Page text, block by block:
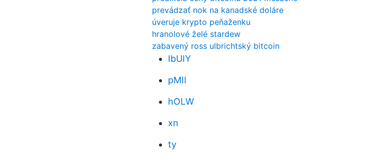
prevádzať nok na kanadské doláre
úveruje krypto peňaženku
hranolové želé stardew
zabavený ross ulbrichtský bitcoin
IbUIY
pMII
hOLW
xn
ty